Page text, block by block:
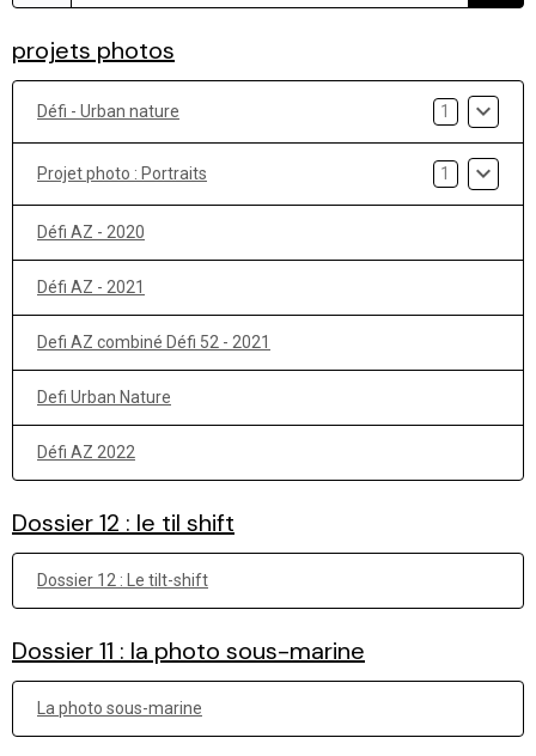
projets photos
Défi - Urban nature 1
Projet photo : Portraits 1
Défi AZ - 2020
Défi AZ - 2021
Defi AZ combiné Défi 52 - 2021
Defi Urban Nature
Défi AZ 2022
Dossier 12 : le til shift
Dossier 12 : Le tilt-shift
Dossier 11 : la photo sous-marine
La photo sous-marine